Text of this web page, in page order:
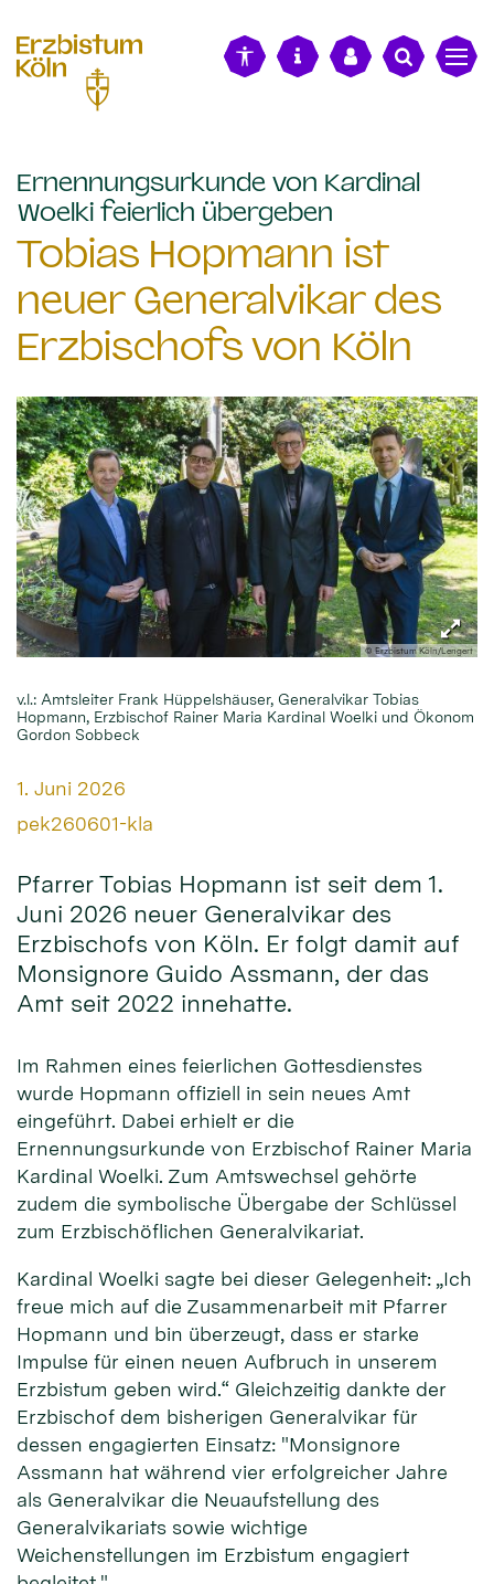
Ernennungsurkunde von Kardinal
Woelki feierlich übergeben
Tobias Hopmann ist
neuer Generalvikar des
Erzbischofs von Köln
© Erzbistum Köln/Lengert
v.l.: Amtsleiter Frank Hüppelshäuser, Generalvikar Tobias
Hopmann, Erzbischof Rainer Maria Kardinal Woelki und Ökonom
Gordon Sobbeck
Datum:
1. Juni 2026
Von:
pek260601-kla
Pfarrer Tobias Hopmann ist seit dem 1.
Juni 2026 neuer Generalvikar des
Erzbischofs von Köln. Er folgt damit auf
Monsignore Guido Assmann, der das
Amt seit 2022 innehatte.
Im Rahmen eines feierlichen Gottesdienstes
wurde Hopmann offiziell in sein neues Amt
eingeführt. Dabei erhielt er die
Ernennungsurkunde von Erzbischof Rainer Maria
Kardinal Woelki. Zum Amtswechsel gehörte
zudem die symbolische Übergabe der Schlüssel
zum Erzbischöflichen Generalvikariat.
Kardinal Woelki sagte bei dieser Gelegenheit: „Ich
freue mich auf die Zusammenarbeit mit Pfarrer
Hopmann und bin überzeugt, dass er starke
Impulse für einen neuen Aufbruch in unserem
Erzbistum geben wird.“ Gleichzeitig dankte der
Erzbischof dem bisherigen Generalvikar für
dessen engagierten Einsatz: "Monsignore
Assmann hat während vier erfolgreicher Jahre
als Generalvikar die Neuaufstellung des
Generalvikariats sowie wichtige
Weichenstellungen im Erzbistum engagiert